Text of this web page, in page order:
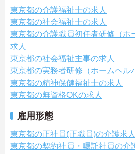
東京都の介護福祉士の求人
東京都の社会福祉士の求人
東京都の介護職員初任者研修（ホ
求人
東京都の社会福祉主事の求人
東京都の実務者研修（ホームヘル
東京都の精神保健福祉士の求人
東京都の無資格OKの求人
雇用形態
東京都の正社員(正職員)の介護求人
東京都の契約社員・嘱託社員の介